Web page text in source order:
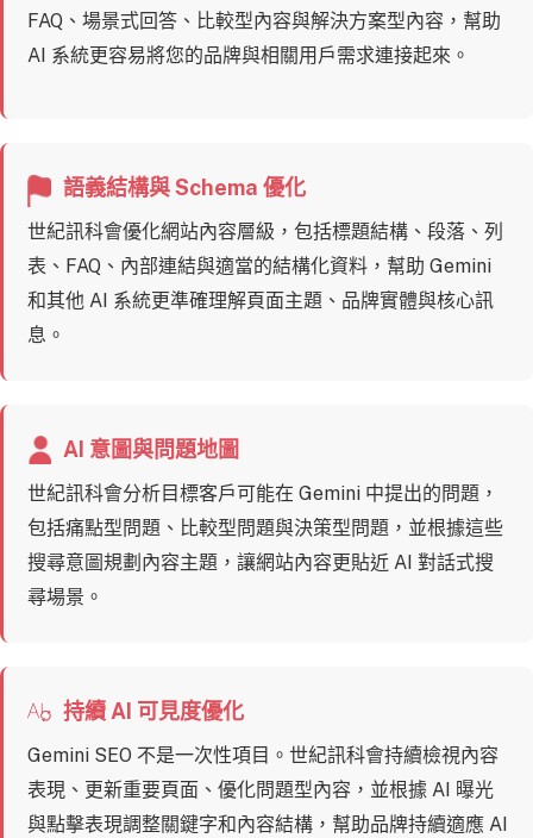
FAQ、場景式回答、比較型內容與解決方案型內容，幫助
AI 系統更容易將您的品牌與相關用戶需求連接起來。
語義結構與 Schema 優化
世紀訊科會優化網站內容層級，包括標題結構、段落、列
表、FAQ、內部連結與適當的結構化資料，幫助 Gemini
和其他 AI 系統更準確理解頁面主題、品牌實體與核心訊
息。
AI 意圖與問題地圖
世紀訊科會分析目標客戶可能在 Gemini 中提出的問題，
包括痛點型問題、比較型問題與決策型問題，並根據這些
搜尋意圖規劃內容主題，讓網站內容更貼近 AI 對話式搜
尋場景。
持續 AI 可見度優化
Gemini SEO 不是一次性項目。世紀訊科會持續檢視內容
表現、更新重要頁面、優化問題型內容，並根據 AI 曝光
與點擊表現調整關鍵字和內容結構，幫助品牌持續適應 AI